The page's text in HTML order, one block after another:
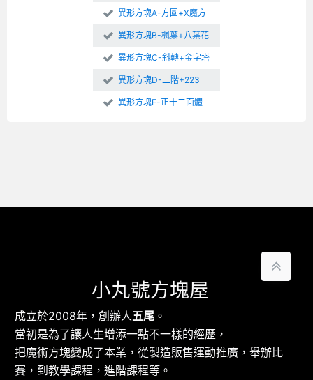
異形方塊A-方圓+X魔方
異形方塊B-楓葉+八葉花
異形方塊C-斜轉+金字塔
異形方塊D-二階+223
異形方塊E-正十二面體
小丸號方塊屋
成立於2008年，創辦人 五尾 。
當初是為了讓人生增添一點不一樣的經歷，
把魔術方塊變成了本業，從製造販售運動推廣，舉辦比
賽，到教學課程，進階課程等。